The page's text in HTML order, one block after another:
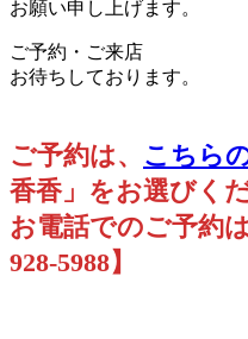
お願い申し上げます。
ご予約・ご来店
お待ちしております。
ご予約は、 こちら
香香」をお選びく
お電話でのご予約
928-5988】